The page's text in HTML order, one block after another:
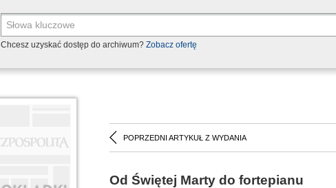
Chcesz uzyskać dostęp do archiwum? Zobacz ofertę
POPRZEDNI ARTYKUŁ Z WYDANIA
Od Świętej Marty do fortepianu